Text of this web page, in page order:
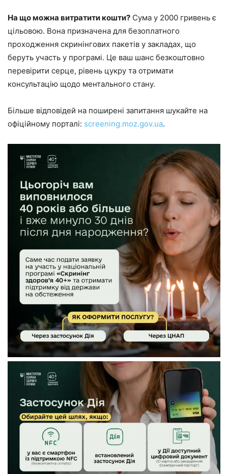
На що можна витратити кошти? Сума у 2000 гривень є
цільовою. Вона призначена для безоплатного
проходження скринінгових пакетів у закладах, що
беруть участь у програмі. Це ваш шанс безкоштовно
перевірити серце, рівень цукру та отримати
консультацію щодо ментального стану.
Більше відповідей на поширені запитання шукайте на
офіційному порталі: screening.moz.gov.ua.